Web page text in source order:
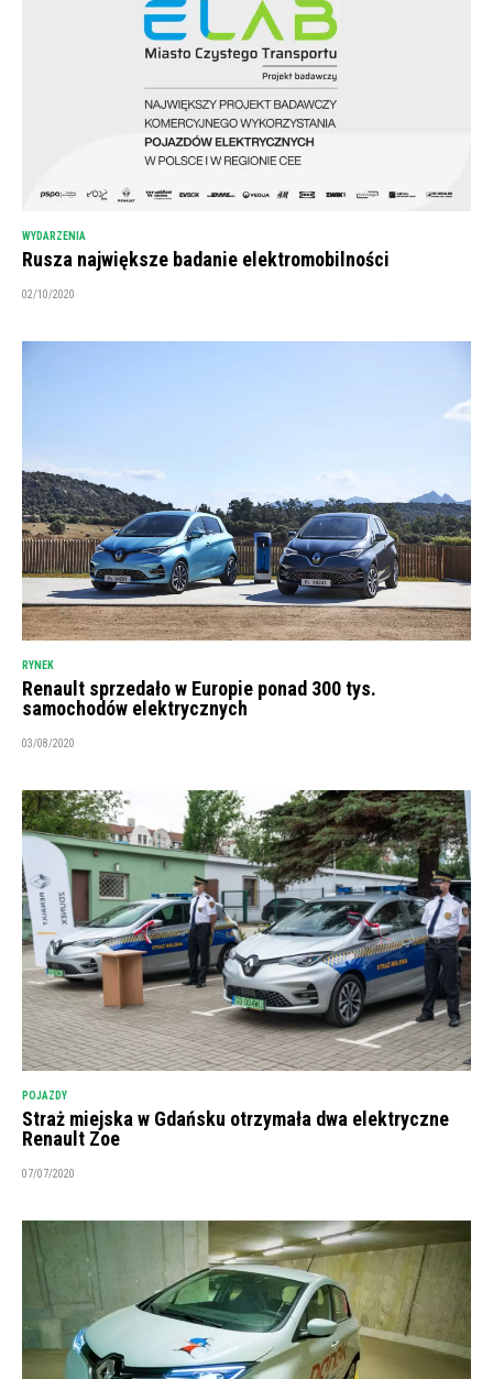
WYDARZENIA
Rusza największe badanie elektromobilności
02/10/2020
RYNEK
Renault sprzedało w Europie ponad 300 tys.
samochodów elektrycznych
03/08/2020
POJAZDY
Straż miejska w Gdańsku otrzymała dwa elektryczne
Renault Zoe
07/07/2020